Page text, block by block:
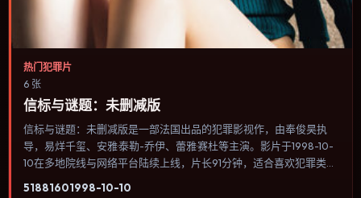
热门犯罪片
6 张
信标与谜题：未删减版
信标与谜题：未删减版是一部法国出品的犯罪影视作，由奉俊昊执
导，易烊千玺、安雅·泰勒-乔伊、蕾雅·赛杜等主演。影片于1998-10-
10在多地院线与网络平台陆续上线，片长91分钟，适合喜欢犯罪类
51881601998-10-10